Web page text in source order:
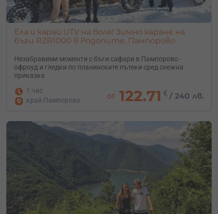
Ела и карай UTV на воля! Зимно каране на
бъги RZR1000 в Родопите, Пампорово
Незабравими моменти с бъги сафари в Пампорово -
офроуд и гледки по планинските пътеки сред снежна
приказка
1 час
край Пампорово
от 122.71 € /240 лв.